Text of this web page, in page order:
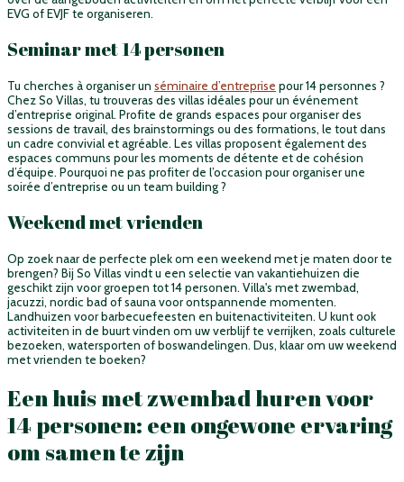
EVG of EVJF te organiseren.
Seminar met 14 personen
Tu cherches à organiser un séminaire d’entreprise pour 14 personnes ?
Chez So Villas, tu trouveras des villas idéales pour un événement
d’entreprise original. Profite de grands espaces pour organiser des
sessions de travail, des brainstormings ou des formations, le tout dans
un cadre convivial et agréable. Les villas proposent également des
espaces communs pour les moments de détente et de cohésion
d’équipe. Pourquoi ne pas profiter de l’occasion pour organiser une
soirée d’entreprise ou un team building ?
Weekend met vrienden
Op zoek naar de perfecte plek om een weekend met je maten door te
brengen? Bij So Villas vindt u een selectie van vakantiehuizen die
geschikt zijn voor groepen tot 14 personen. Villa's met zwembad,
jacuzzi, nordic bad of sauna voor ontspannende momenten.
Landhuizen voor barbecuefeesten en buitenactiviteiten. U kunt ook
activiteiten in de buurt vinden om uw verblijf te verrijken, zoals culturele
bezoeken, watersporten of boswandelingen. Dus, klaar om uw weekend
met vrienden te boeken?
Een huis met zwembad huren voor
14 personen: een ongewone ervaring
om samen te zijn